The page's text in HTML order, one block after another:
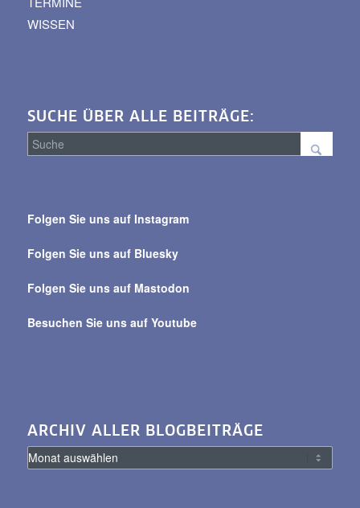
WISSEN
SUCHE ÜBER ALLE BEITRÄGE:
alle
Folgen Sie uns auf Instagram
Folgen Sie uns auf Bluesky
Folgen Sie uns auf Mastodon
Besuchen Sie uns auf Youtube
ARCHIV ALLER BLOGBEITRÄGE